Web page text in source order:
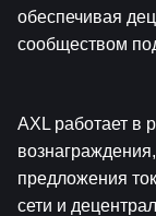
обеспечивая
сообществом
AXL работает в
предложения
сети и